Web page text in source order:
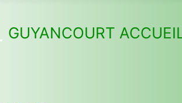
GUYANCOURT